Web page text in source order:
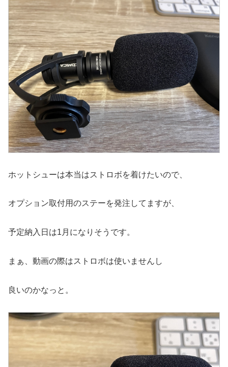
ホットシューは本当はストロボを着けたいので、
オプション取付用のステーを発注してますが、
予定納入日は1月になりそうです。
まぁ、動画の際はストロボは使いませんし
良いのかなっと。